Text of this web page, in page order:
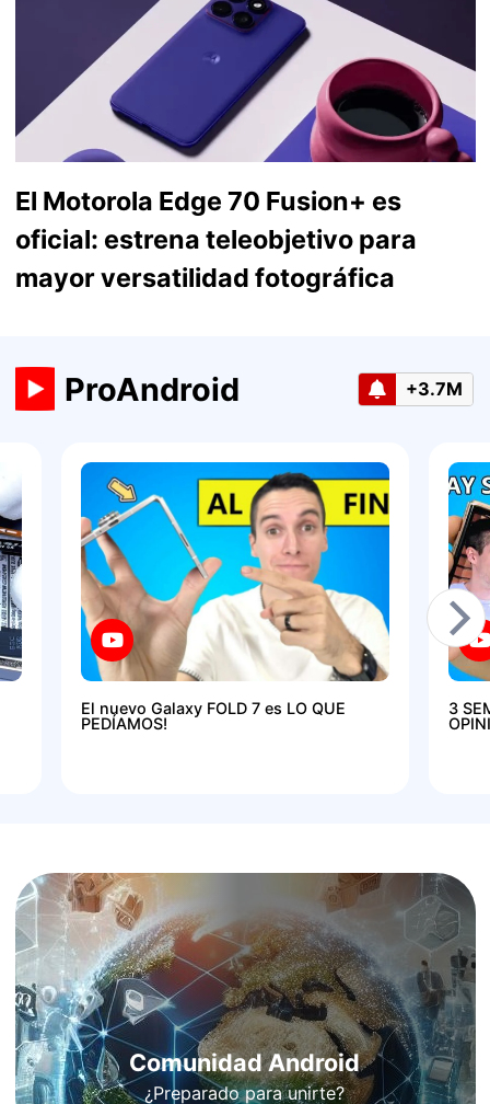
El Motorola Edge 70 Fusion+ es
oficial: estrena teleobjetivo para
mayor versatilidad fotográfica
ProAndroid +3.7M
El nuevo Galaxy FOLD 7 es LO QUE
PEDÍAMOS!
3
Comunidad Android
¿Preparado para unirte?